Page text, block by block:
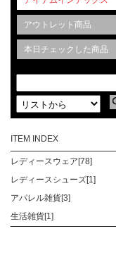
アウトレット商品
本日チェックした商品
ITEM INDEX
レディースウェア[78]
レディースシューズ[1]
アパレル雑貨[3]
生活雑貨[1]